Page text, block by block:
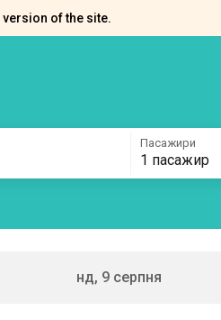
of the site.
Пасажири
1 пасажир
нд, 9 серпня